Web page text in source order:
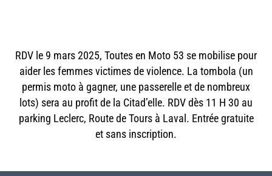
RDV le 9 mars 2025, Toutes en Moto 53 se mobilise pour
aider les femmes victimes de violence. La tombola (un
permis moto à gagner, une passerelle et de nombreux
lots) sera au profit de la Citad’elle. RDV dès 11 H 30 au
parking Leclerc, Route de Tours à Laval. Entrée gratuite
et sans inscription.